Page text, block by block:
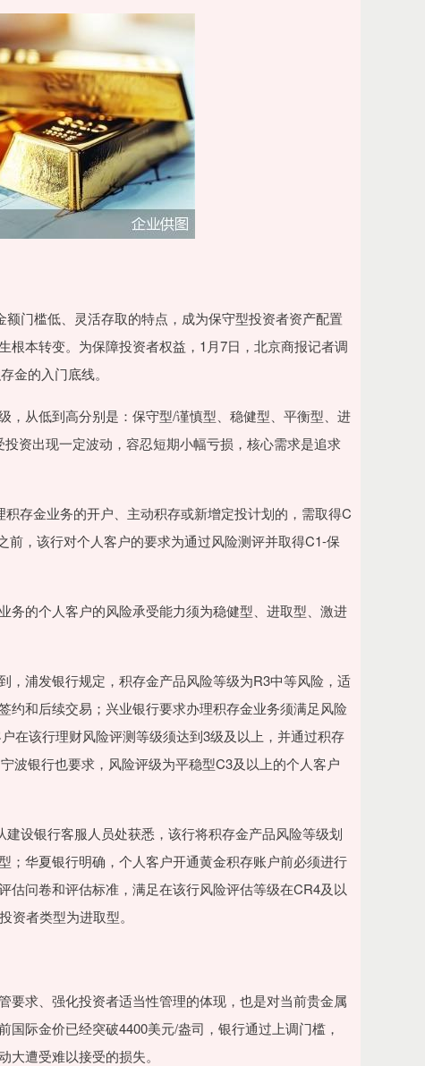
门槛低、灵活存取的特点，成为保守型投资者资产配置
根本转变。为保障投资者权益，1月7日，北京商报记者调
金的入门底线。
从低到高分别是：保守型/谨慎型、稳健型、平衡型、进
资出现一定波动，容忍短期小幅亏损，核心需求是追求
金业务的开户、主动积存或新增定投计划的，需取得C
，该行对个人客户的要求为通过风险测评并取得C1-保
的个人客户的风险承受能力须为稳健型、进取型、激进
浦发银行规定，积存金产品风险等级为R3中等风险，适
和后续交易；兴业银行要求办理积存金业务须满足风险
在该行理财风险评测等级须达到3级及以上，并通过积存
波银行也要求，风险评级为平稳型C3及以上的个人客户
设银行客服人员处获悉，该行将积存金产品风险等级划
；华夏银行明确，个人客户开通黄金积存账户前必须进行
问卷和评估标准，满足在该行风险评估等级在CR4及以
资者类型为进取型。
求、强化投资者适当性管理的体现，也是对当前贵金属
际金价已经突破4400美元/盎司，银行通过上调门槛，
遭受难以接受的损失。